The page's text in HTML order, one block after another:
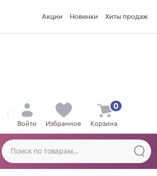
Акции Новинки Хиты продаж
Войти Избранное Корзина
0